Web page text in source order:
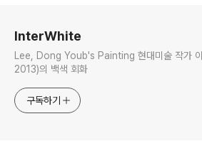
InterWhite
Lee, Dong Youb's Painting 현대미술 작가 이동엽(1946-
2013)의 백색 회화
구독하기